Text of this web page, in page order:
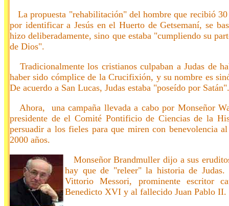
La propuesta "rehabilitación" del hombre que recibió 30
por identificar a Jesús en el Huerto de Getsemaní, se
hizo deliberadamente, sino que estaba "cumpliendo su
de Dios".
Tradicionalmente los cristianos culpaban a Judas de
haber sido cómplice de la Crucifixión, y su nombre es
De acuerdo a San Lucas, Judas estaba "poseído por Satán".
Ahora, una campaña llevada a cabo por Monseñor
presidente de el Comité Pontificio de Ciencias de la
persuadir a los fieles para que miren con benevolencia
2000 años.
Monseñor Brandmuller dijo a sus
hay que de "releer" la historia de
Vittorio Messori, prominente escritor
Benedicto XVI y al fallecido Juan Pablo II.